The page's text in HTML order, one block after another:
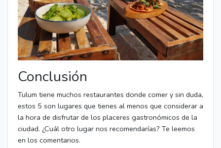
Conclusión
Tulum tiene muchos restaurantes donde comer y sin duda,
estos 5 son lugares que tienes al menos que considerar a
la hora de disfrutar de los placeres gastronómicos de la
ciudad. ¿Cuál otro lugar nos recomendarías? Te leemos
en los comentarios.